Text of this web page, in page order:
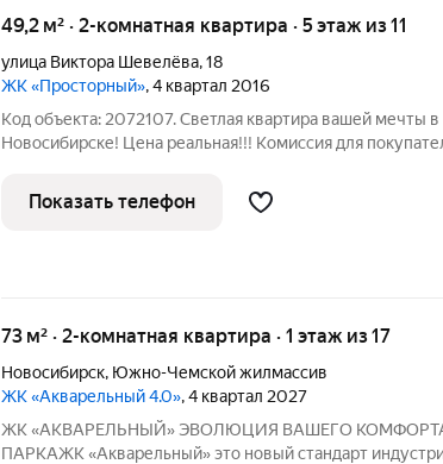
49,2 м² · 2-комнатная квартира · 5 этаж из 11
улица Виктора Шевелёва,18
ЖК «Просторный», 4 квартал 2016
Код объекта: 2072107. Светлая квартира вашей мечты в
Новосибирске! Цена реальная!!! Комиссия для
площадью 49,17 кв.м. - Изолированные комнаты общей площадью
32,60 кв.м.,
Показать телефон
73 м² · 2-комнатная квартира · 1 этаж из 17
Новосибирск, Южно-Чемской жилмассив
ЖК «Акварельный 4.0», 4 квартал 2027
ЖК «АКВАРЕЛЬНЫЙ» ЭВОЛЮЦИЯ ВАШЕГО КОМФОРТА У
ПАРКАЖК «Акварельный» это новый стандарт индустриального